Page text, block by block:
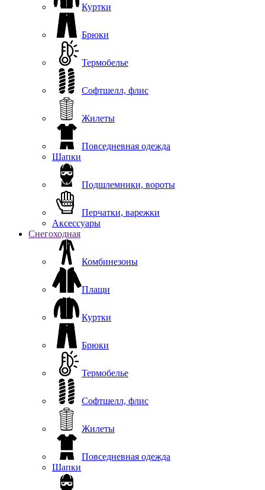
Куртки
Брюки
Термобелье
Софтшелл, флис
Жилеты
Повседневная одежда
Шапки
Подшлемники, вороты
Перчатки, варежки
Аксессуары
Снегоходная
Комбинезоны
Плащи
Куртки
Брюки
Термобелье
Софтшелл, флис
Жилеты
Повседневная одежда
Шапки